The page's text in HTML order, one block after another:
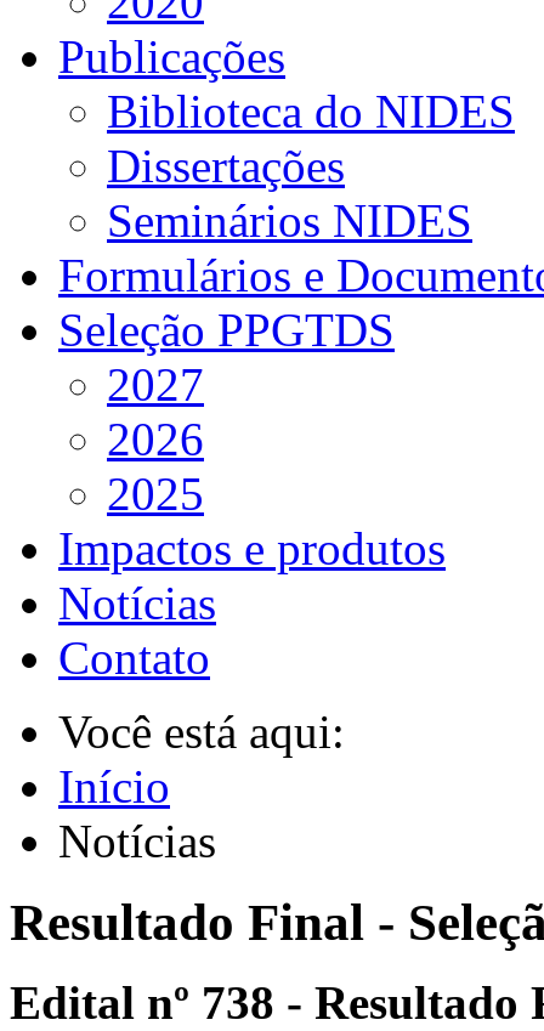
Publicações
Biblioteca do NIDES
Dissertações
Seminários NIDES
Formulários e
Seleção PPGTDS
2027
2026
2025
Impactos e produtos
Notícias
Contato
Você está aqui:
Início
Notícias
Resultado Final -
Edital nº 738 - Resultado